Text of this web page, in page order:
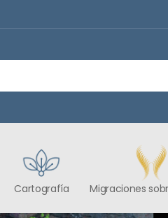
Cartografía Migraciones